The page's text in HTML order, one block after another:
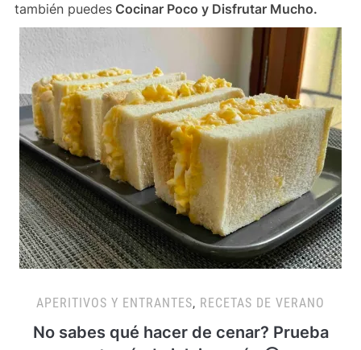
también puedesCocinar Poco y Disfrutar Mucho.
APERITIVOS Y ENTRANTES, RECETAS DE VERANO
No sabes qué hacer de cenar? Prueba